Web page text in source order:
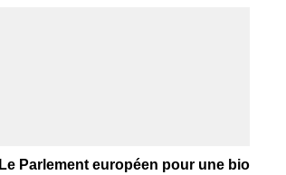
Le Parlement européen pour une bio